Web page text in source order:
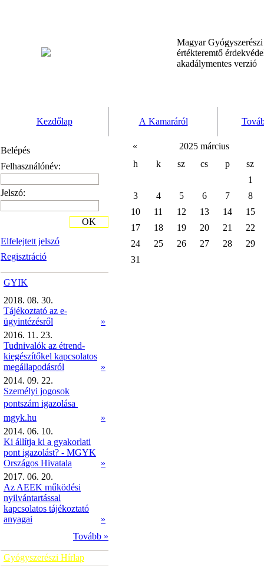
Magyar
értékteremtő
akadálymentes verzió
Kezdőlap A Kamaráról
Belépés
Felhasználónév:
Jelszó:
Elfelejtett jelszó
Regisztráció
OK
GYIK
2018. 08. 30.
Tájékoztató az e-
ügyintézésről
»
2016. 11. 23.
Tudnivalók az étrend-
kiegészítőkel kapcsolatos
megállapodásról
»
2014. 09. 22.
Személyi jogosok
pontszám igazolása 
mgyk.hu
»
2014. 06. 10.
Ki állítja ki a gyakorlati
pont igazolást? - MGYK
Országos Hivatala
»
2017. 06. 20.
Az AEEK működési
nyilvántartással
kapcsolatos tájékoztató
anyagai
»
Tovább »
Gyógyszerészi Hírlap
«
2025 március
h
k sz cs p
sz
1
3
4 5 6 7
8
10
11 12 13 14
15
17
18 19 20 21
22
24
25 26 27 28
29
31